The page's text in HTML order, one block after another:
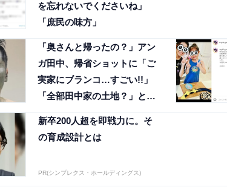
を忘れないでくださいね」
「庶民の味方」
「奥さんと帰ったの？」アン
ガ田中、帰省ショットに「ご
実家にブランコ…すごい!!」
「全部田中家の土地？」と反
新卒200人超を即戦力に。そ
の育成設計とは
PR(シンプレクス・ホールディングス)